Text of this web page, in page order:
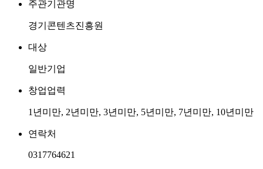
주관기관명
경기콘텐츠진흥원
대상
일반기업
창업업력
1년미만, 2년미만, 3년미만, 5년미만, 7년미만, 10년미만
연락처
0317764621